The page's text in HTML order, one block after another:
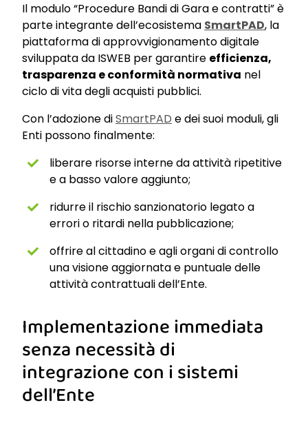
Il modulo “Procedure Bandi di Gara e contratti” è
parte integrante dell’ecosistema SmartPAD, la
piattaforma di approvvigionamento digitale
sviluppata da ISWEB per garantire efficienza,
trasparenza e conformità normativa nel
ciclo di vita degli acquisti pubblici.
Con l’adozione diSmartPAD e dei suoi moduli, gli
Enti possono finalmente:
liberare risorse interne da attività ripetitive
e a basso valore aggiunto;
ridurre il rischio sanzionatorio legato a
errori o ritardi nella pubblicazione;
offrire al cittadino e agli organi di controllo
una visione aggiornata e puntuale delle
attività contrattuali dell’Ente.
Implementazione immediata
senza necessità di
integrazione con i sistemi
dell’Ente